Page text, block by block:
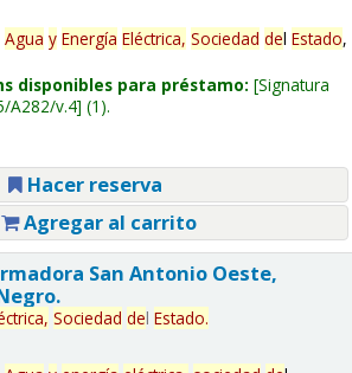
Agua y Energía Eléctrica, Sociedad del Estado,
disponibles para préstamo: Signatura
A282/v.4 (1).
Hacer reserva
Agregar al carrito
San Antonio Oeste,
Sociedad del Estado.